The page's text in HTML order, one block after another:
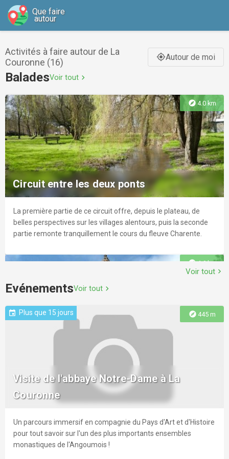
Que faire
autour
Activités à faire autour de La
Couronne (16)
gps_fixedAutour de moi
BaladesVoir tout chevron_right
explore 4.0 km
Circuit entre les deux ponts
La première partie de ce circuit offre, depuis le plateau, de
belles perspectives sur les villages alentours, puis la seconde
partie remonte tranquillement le cours du fleuve Charente.
explore4.6 km
Circuit entre fleuve et vallée
vignoble du Cognac, puis, par le chemin de halage, vous
remonterez paisiblement le cours de la Charente pour
rejoindre l’église Notre-Dame dans le bourg de Trois-Palis et sa
explore5.4 km
Voir tout chevron_right
EvénementsVoir tout chevron_right
explore 445 m
event Plus que 15 jours
Visite de l'abbaye Notre-Dame à La
Couronne
Un parcours immersif en compagnie du Pays d'Art et d'Histoire
pour tout savoir sur l'un des plus importants ensembles
monastiques de l'Angoumois !